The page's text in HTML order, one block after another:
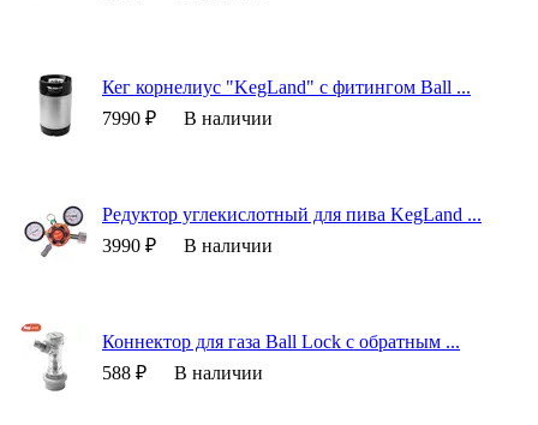
Кег корнелиус "KegLand" с фитингом Ball ...
7990 ₽
В наличии
Редуктор углекислотный для пива KegLand ...
3990 ₽
В наличии
Коннектор для газа Ball Lock c обратным ...
588 ₽
В наличии